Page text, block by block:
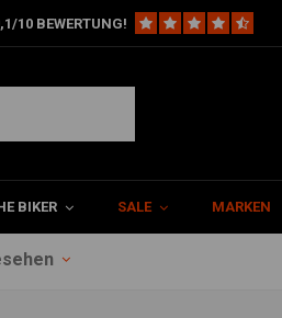
10 BEWERTUNG!
BIKER SALE MARKEN